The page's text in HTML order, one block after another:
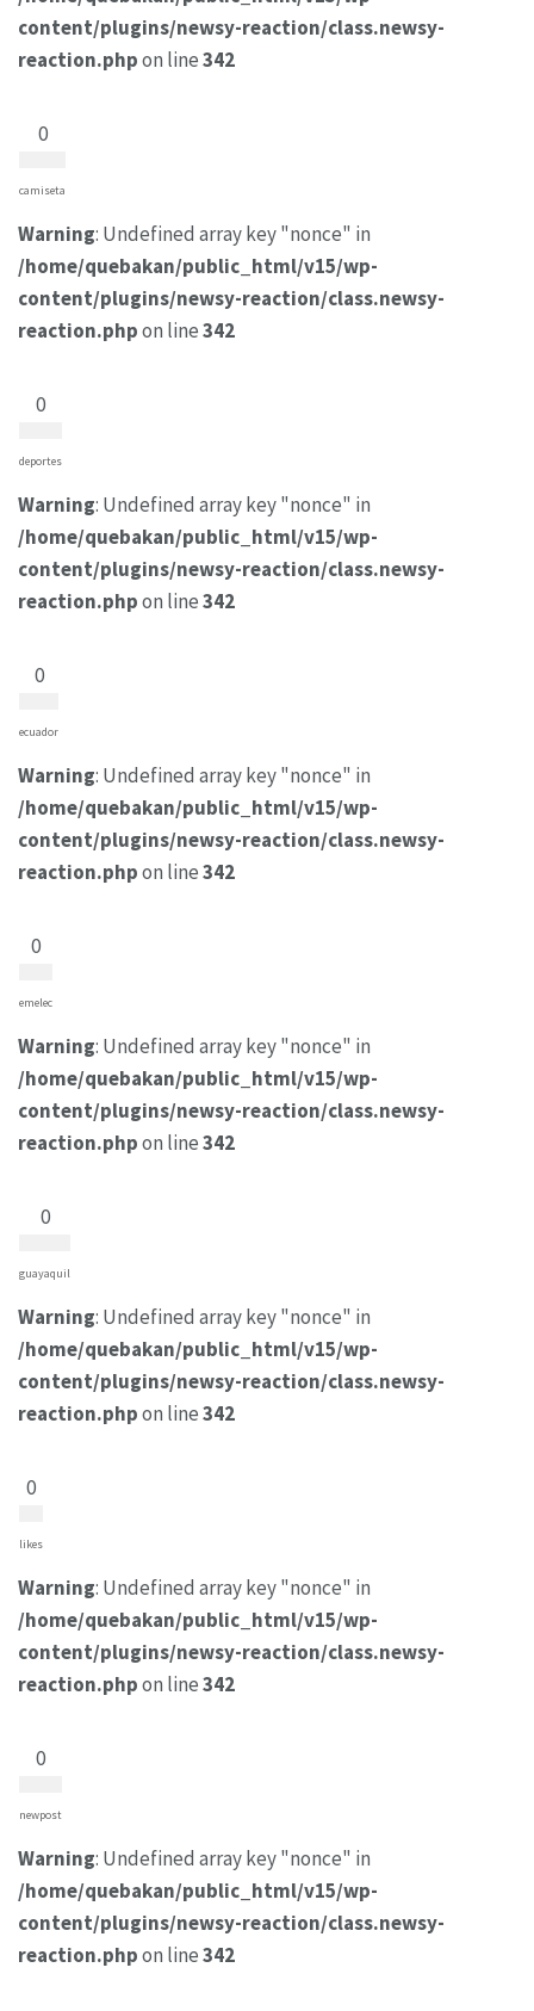
content/plugins/newsy-reaction/class.newsy-
reaction.phpon line342
0
camiseta
Warning: Undefined array key "nonce" in
/home/quebakan/public_html/v15/wp-
content/plugins/newsy-reaction/class.newsy-
reaction.phpon line342
0
deportes
Warning: Undefined array key "nonce" in
/home/quebakan/public_html/v15/wp-
content/plugins/newsy-reaction/class.newsy-
reaction.phpon line342
0
ecuador
Warning: Undefined array key "nonce" in
/home/quebakan/public_html/v15/wp-
content/plugins/newsy-reaction/class.newsy-
reaction.phpon line342
0
emelec
Warning: Undefined array key "nonce" in
/home/quebakan/public_html/v15/wp-
content/plugins/newsy-reaction/class.newsy-
reaction.phpon line342
0
guayaquil
Warning: Undefined array key "nonce" in
/home/quebakan/public_html/v15/wp-
content/plugins/newsy-reaction/class.newsy-
reaction.phpon line342
0
likes
Warning: Undefined array key "nonce" in
/home/quebakan/public_html/v15/wp-
content/plugins/newsy-reaction/class.newsy-
reaction.phpon line342
0
newpost
Warning: Undefined array key "nonce" in
/home/quebakan/public_html/v15/wp-
content/plugins/newsy-reaction/class.newsy-
reaction.phpon line342